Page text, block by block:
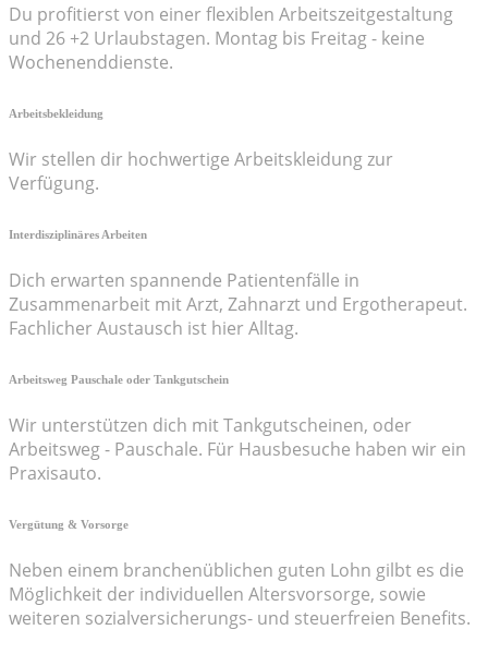
Du profitierst von einer flexiblen Arbeitszeitgestaltung
und 26 +2 Urlaubstagen. Montag bis Freitag - keine
Wochenenddienste.
Arbeitsbekleidung
Wir stellen dir hochwertige Arbeitskleidung zur
Verfügung.
Interdisziplinäres Arbeiten
Dich erwarten spannende Patientenfälle in
Zusammenarbeit mit Arzt, Zahnarzt und Ergotherapeut.
Fachlicher Austausch ist hier Alltag.
Arbeitsweg Pauschale oder Tankgutschein
Wir unterstützen dich mit Tankgutscheinen, oder
Arbeitsweg - Pauschale. Für Hausbesuche haben wir ein
Praxisauto.
Vergütung & Vorsorge
Neben einem branchenüblichen guten Lohn gilbt es die
Möglichkeit der individuellen Altersvorsorge, sowie
weiteren sozialversicherungs- und steuerfreien Benefits.